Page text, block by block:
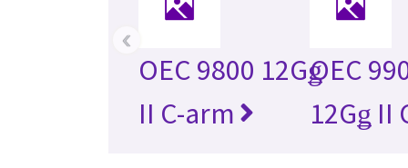
OEC 9800 12Gǥ
II C-arm
OEC
12Gǥ II
‹